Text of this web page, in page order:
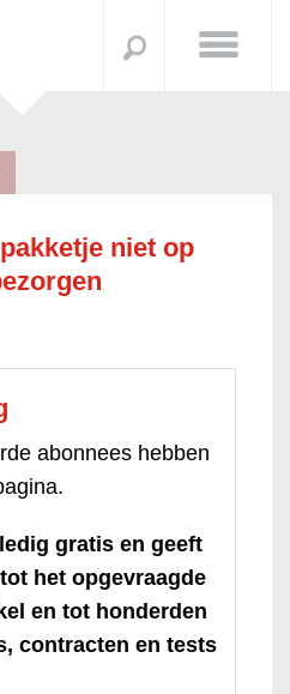
niet op
abonnees hebben
gratis en geeft
het opgevraagde
en tot honderden
contracten en tests